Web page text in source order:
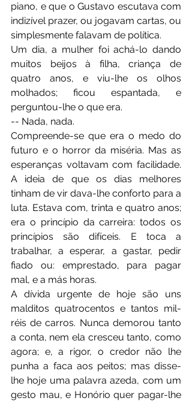
piano, e que o Gustavo escutava com
indizível prazer, ou jogavam cartas, ou
simplesmente falavam de política.
Um dia, a mulher foi achá-lo dando
muitos beijos à filha, criança de
quatro anos, e viu-lhe os olhos
molhados; ficou espantada, e
perguntou-lhe o que era.
-- Nada, nada.
Compreende-se que era o medo do
futuro e o horror da miséria. Mas as
esperanças voltavam com facilidade.
A ideia de que os dias melhores
tinham de vir dava-lhe conforto para a
luta. Estava com, trinta e quatro anos;
era o princípio da carreira: todos os
princípios são difíceis. E toca a
trabalhar, a esperar, a gastar, pedir
fiado ou: emprestado, para pagar
mal, e a más horas.
A dívida urgente de hoje são uns
malditos quatrocentos e tantos mil-
réis de carros. Nunca demorou tanto
a conta, nem ela cresceu tanto, como
agora; e, a rigor, o credor não lhe
punha a faca aos peitos; mas disse-
lhe hoje uma palavra azeda, com um
gesto mau, e Honório quer pagar-lhe